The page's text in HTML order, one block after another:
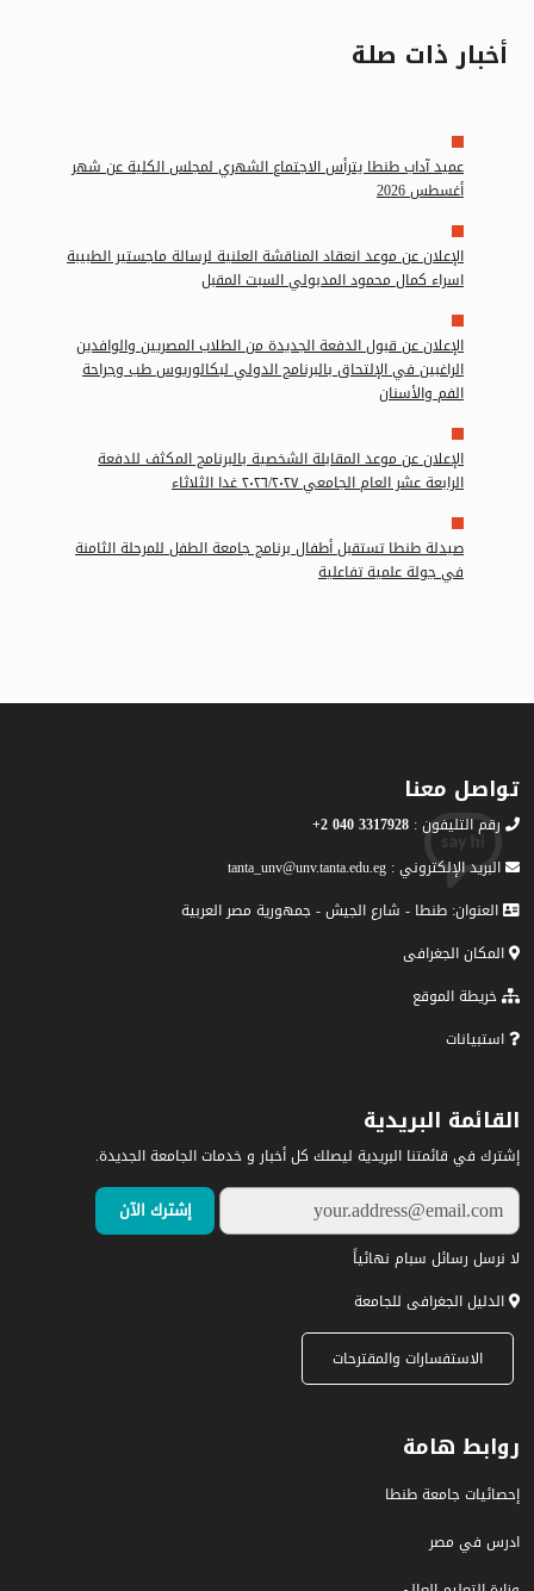
أخبار ذات صلة
عميد آداب طنطا يترأس الاجتماع الشهري لمجلس الكلية عن شهر
أغسطس 2026
الإعلان عن موعد انعقاد المناقشة العلنية لرسالة ماجستير الطبيبة
اسراء كمال محمود المدبولي السبت المقبل
الإعلان عن قبول الدفعة الجديدة من الطلاب المصريين والوافدين
الراغبين في الإلتحاق بالبرنامج الدولي لبكالوريوس طب وجراحة
الفم والأسنان
الإعلان عن موعد المقابلة الشخصية بالبرنامج المكثف للدفعة
الرابعة عشر العام الجامعي ٢٠٢٦/٢٠٢٧ غدا الثلاثاء
صيدلة طنطا تستقبل أطفال برنامج جامعة الطفل للمرحلة الثامنة
في جولة علمية تفاعلية
تواصل معنا
رقم التليفون : 3317928 040 2+
البريد الإلكتروني : tanta_unv@unv.tanta.edu.eg
العنوان: طنطا - شارع الجيش - جمهورية مصر العربية
المكان الجغرافى
خريطة الموقع
استبيانات
القائمة البريدية
إشترك في قائمتنا البريدية ليصلك كل أخبار و خدمات الجامعة الجديدة.
لا نرسل رسائل سبام نهائياً
الدليل الجغرافى للجامعة
الاستفسارات والمقترحات
روابط هامة
إحصائيات جامعة طنطا
ادرس في مصر